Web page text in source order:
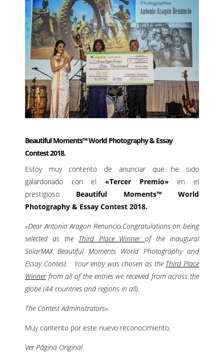
Beautiful Moments™ World Photography & Essay
Contest 2018.
Estoy muy contento de anunciar que he sido
galardonado con el «Tercer Premio» en el
prestigioso Beautiful Moments™ World
Photography & Essay Contest 2018.
«Dear Antonio Aragon Renuncio,Congratulations on being
selected as the Third Place Winnerof the inaugural
SolarMAX Beautiful Moments World Photography and
Essay Contest. Your entry was chosen as the Third Place
Winnerfrom all of the entries we received from across the
globe (44 countries and regions in all).
The Contest Administrators».
Muy contento por este nuevo reconocimiento.
Ver Página Original